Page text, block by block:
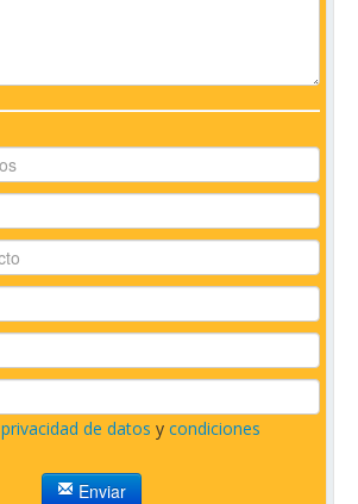
privacidad de datos y condiciones
Enviar